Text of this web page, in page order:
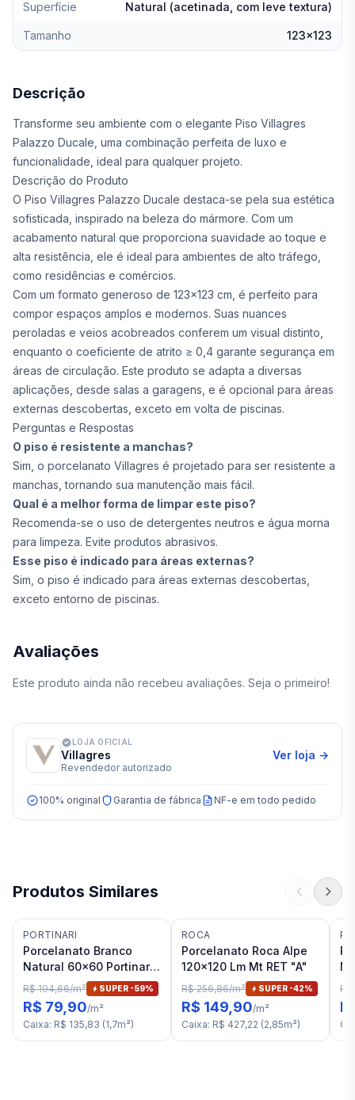
Superfície Natural (acetinada, com leve textura)
Tamanho 123x123
Descrição
Transforme seu ambiente com o elegante Piso Villagres
Palazzo Ducale, uma combinação perfeita de luxo e
funcionalidade, ideal para qualquer projeto.
Descrição do Produto
O Piso Villagres Palazzo Ducale destaca-se pela sua estética
sofisticada, inspirado na beleza do mármore. Com um
acabamento natural que proporciona suavidade ao toque e
alta resistência, ele é ideal para ambientes de alto tráfego,
como residências e comércios.
Com um formato generoso de 123x123 cm, é perfeito para
compor espaços amplos e modernos. Suas nuances
peroladas e veios acobreados conferem um visual distinto,
enquanto o coeficiente de atrito ≥ 0,4 garante segurança em
áreas de circulação. Este produto se adapta a diversas
aplicações, desde salas a garagens, e é opcional para áreas
externas descobertas, exceto em volta de piscinas.
Perguntas e Respostas
O piso é resistente a manchas?
Sim, o porcelanato Villagres é projetado para ser resistente a
manchas, tornando sua manutenção mais fácil.
Qual é a melhor forma de limpar este piso?
Recomenda-se o uso de detergentes neutros e água morna
para limpeza. Evite produtos abrasivos.
Esse piso é indicado para áreas externas?
Sim, o piso é indicado para áreas externas descobertas,
exceto entorno de piscinas.
Avaliações
Este produto ainda não recebeu avaliações. Seja o primeiro!
LOJA OFICIAL
Villagres
Revendedor autorizado
Ver loja →
100% original Garantia de fábrica NF-e em todo pedido
Produtos Similares
PORTINARI
Porcelanato Branco
Natural 60x60 Portinari
Essence Bianco
Esmaltado RET "A"
R$ 194,66/m² SUPER -59%
R$ 79,90/m²
Caixa: R$ 135,83 (1,7m²)
ROCA
Porcelanato Roca Alpe
120x120 Lm Mt RET "A"
R$ 256,86/m² SUPER -42%
R$ 149,90/m²
Caixa: R$ 427,22 (2,85m²)